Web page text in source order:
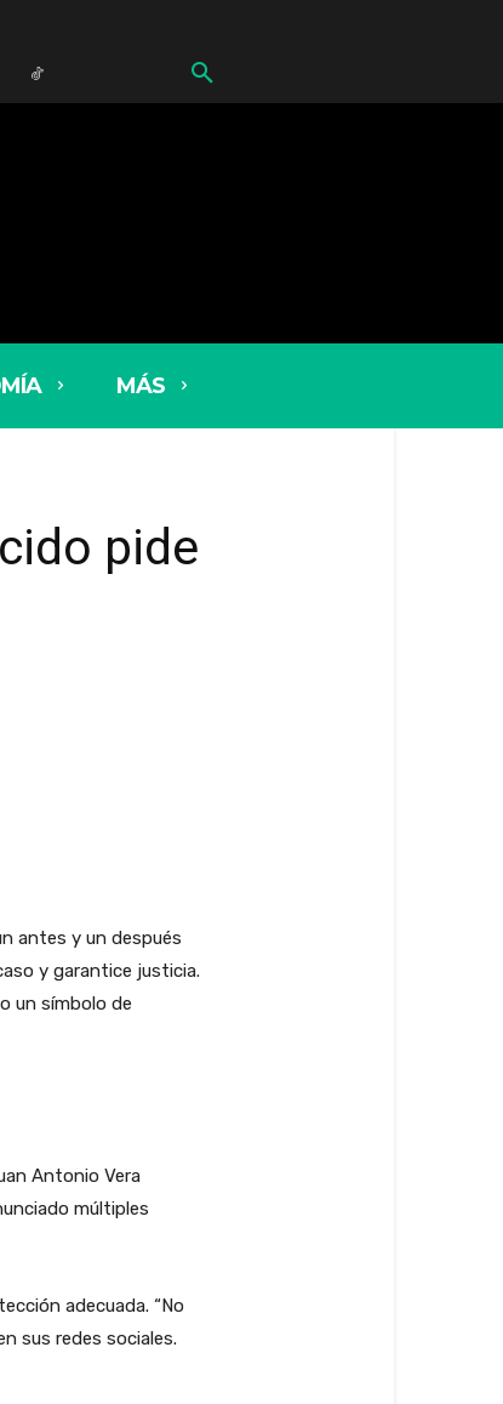
MÁS
pide
antes y un después
y garantice justicia.
un símbolo de
Antonio Vera
múltiples
adecuada. “No
sus redes sociales.